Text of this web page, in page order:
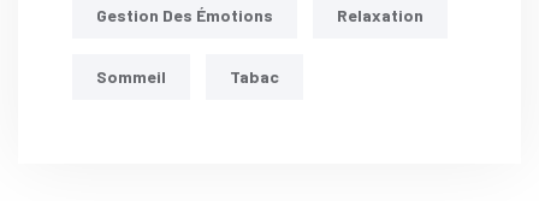
Gestion Des Émotions Relaxation
Sommeil Tabac